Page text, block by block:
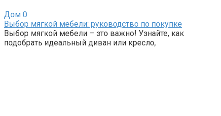
Дом 0
Выбор мягкой мебели: руководство по покупке
Выбор мягкой мебели – это важно! Узнайте, как
подобрать идеальный диван или кресло,